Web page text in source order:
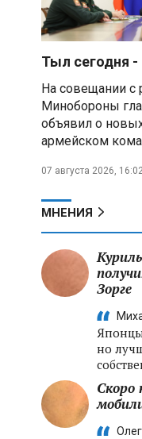
Тыл сегодня
На совещании с
Минобороны
объявил о
армейском
07 августа 2026,
МНЕНИЯ
Зорге
Японцы
но
Скоро